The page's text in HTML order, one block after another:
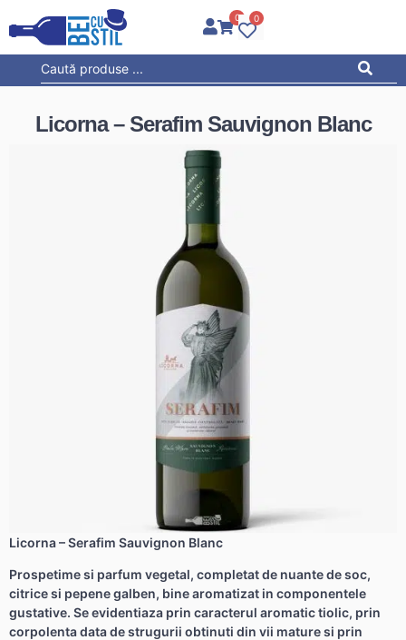
0 0
Licorna – Serafim Sauvignon Blanc
Licorna – Serafim Sauvignon Blanc
Prospetime si parfum vegetal, completat de nuante de soc,
citrice si pepene galben, bine aromatizat in componentele
gustative. Se evidentiaza prin caracterul aromatic tiolic, prin
corpolenta data de strugurii obtinuti din vii mature si prin